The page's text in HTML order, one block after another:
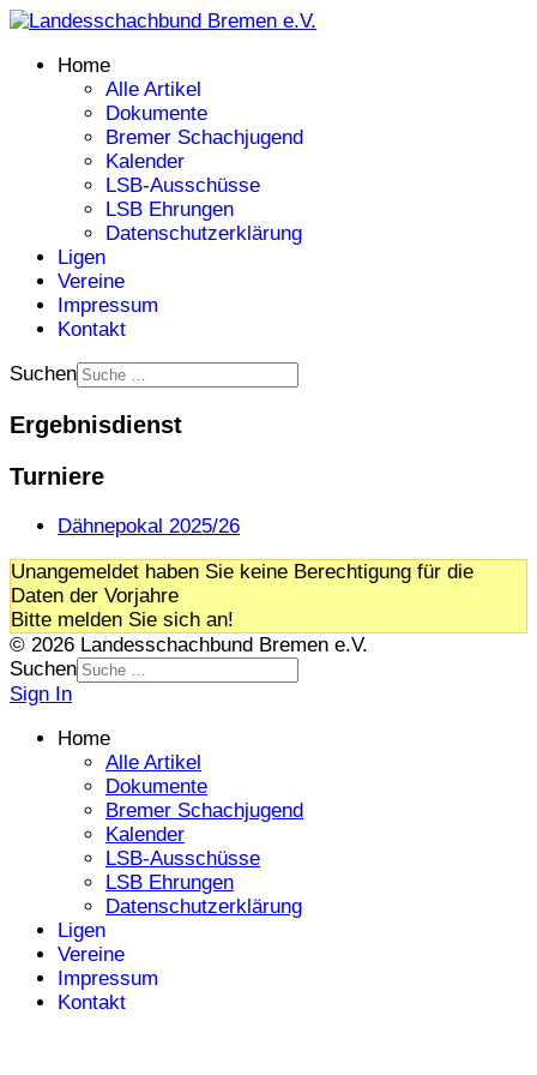
Home
Alle Artikel
Dokumente
Bremer Schachjugend
Kalender
LSB-Ausschüsse
LSB Ehrungen
Datenschutzerklärung
Ligen
Vereine
Impressum
Kontakt
Suchen
Ergebnisdienst
Turniere
Dähnepokal 2025/26
Unangemeldet haben Sie keine Berechtigung für die
Daten der Vorjahre
Bitte melden Sie sich an!
© 2026 Landesschachbund Bremen e.V.
Suchen
Sign In
Home
Alle Artikel
Dokumente
Bremer Schachjugend
Kalender
LSB-Ausschüsse
LSB Ehrungen
Datenschutzerklärung
Ligen
Vereine
Impressum
Kontakt